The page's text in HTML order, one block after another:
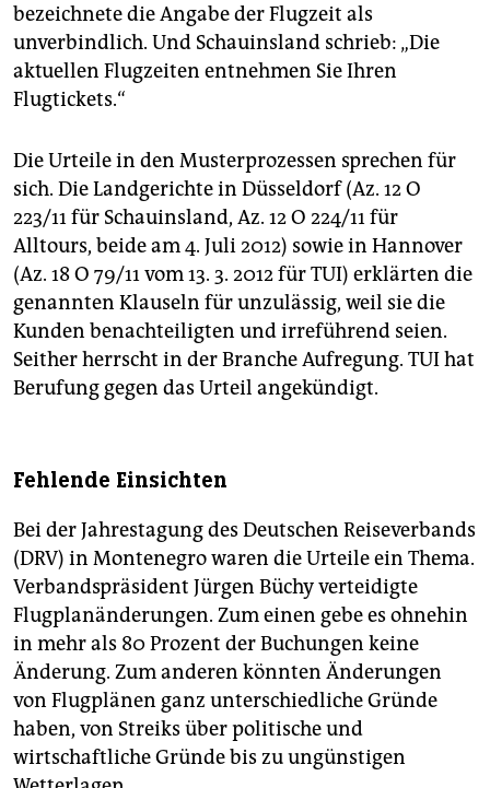
bezeichnete die Angabe der Flugzeit als
unverbindlich. Und Schauinsland schrieb: „Die
aktuellen Flugzeiten entnehmen Sie Ihren
Flugtickets.“
Die Urteile in den Musterprozessen sprechen für
sich. Die Landgerichte in Düsseldorf (Az. 12 O
223/11 für Schauinsland, Az. 12 O 224/11 für
Alltours, beide am 4. Juli 2012) sowie in Hannover
(Az. 18 O 79/11 vom 13. 3. 2012 für TUI) erklärten die
genannten Klauseln für unzulässig, weil sie die
Kunden benachteiligten und irreführend seien.
Seither herrscht in der Branche Aufregung. TUI hat
Berufung gegen das Urteil angekündigt.
Fehlende Einsichten
Bei der Jahrestagung des Deutschen Reiseverbands
(DRV) in Montenegro waren die Urteile ein Thema.
Verbandspräsident Jürgen Büchy verteidigte
Flugplanänderungen. Zum einen gebe es ohnehin
in mehr als 80 Prozent der Buchungen keine
Änderung. Zum anderen könnten Änderungen
von Flugplänen ganz unterschiedliche Gründe
haben, von Streiks über politische und
wirtschaftliche Gründe bis zu ungünstigen